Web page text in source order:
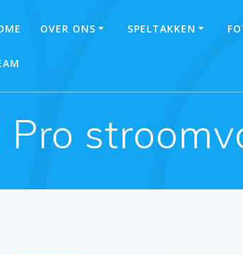
OVER ONS SPELTAKKEN
Pro